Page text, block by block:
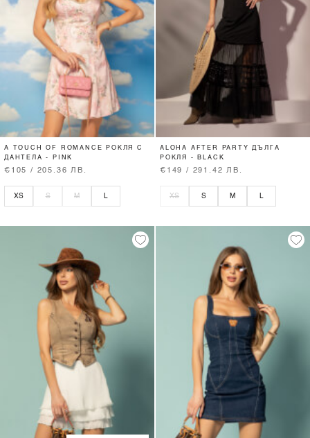
A TOUCH OF ROMANCE РОКЛЯ С
ДАНТЕЛА - PINK
€105 / 205.36 ЛВ.
XS S M L
ALOHA AFTER PARTY ДЪЛГА
РОКЛЯ - BLACK
€149 / 291.42 ЛВ.
XS S M L